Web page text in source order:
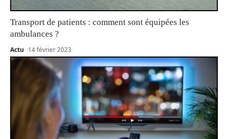
Transport de patients : comment sont équipées les
ambulances ?
Actu 14 février 2023